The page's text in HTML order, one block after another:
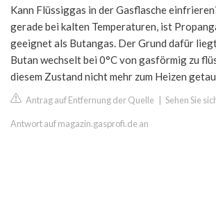
Kann Flüssiggas in der Gasflasche
gerade bei kalten Temperaturen, ist
geeignet als Butangas. Der Grund dafür
Butan wechselt bei 0°C von gasförmig zu
diesem Zustand nicht mehr zum Heizen
Antrag auf Entfernung der Quelle Sehen Sie
Antwort auf magazin.gasprofi.de an